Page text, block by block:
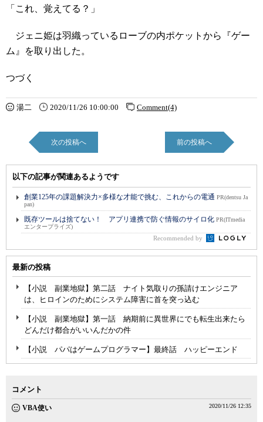
「これ、覚えてる？」
ジェニ姫は羽織っているローブの内ポケットから『ゲー
ム』を取り出した。
つづく
湯二 2020/11/26 10:00:00 Comment(4)
次の投稿へ 前の投稿へ
以下の記事が関連あるようです
創業125年の課題解決力×多様な才能で挑む、これからの電通 PR(dentsu Ja
pan)
既存ツールは捨てない！ アプリ連携で防ぐ情報のサイロ化 PR(ITmedia
エンタープライズ)
Recommended by
最新の投稿
【小説 副業地獄】第二話 ナイト気取りの孫請けエンジニア
は、ヒロインのためにシステム障害に首を突っ込む
【小説 副業地獄】第一話 納期前に異世界にでも転生出来たら
どんだけ都合がいいんだかの件
【小説 パパはゲームプログラマー】最終話 ハッピーエンド
コメント
VBA使い 2020/11/26 12:35